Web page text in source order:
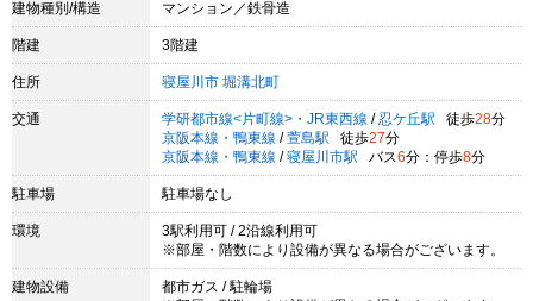
建物種別/構造 マンション／鉄骨造
階建 3階建
住所 寝屋川市 堀溝北町
交通 学研都市線<片町線>・JR東西線 / 忍ケ丘駅 徒歩28分
京阪本線・鴨東線 / 萱島駅 徒歩27分
京阪本線・鴨東線 / 寝屋川市駅 バス6分：停歩8分
駐車場 駐車場なし
環境
3駅利用可 / 2沿線利用可
※部屋・階数により設備が異なる場合がございます。
建物設備
都市ガス / 駐輪場